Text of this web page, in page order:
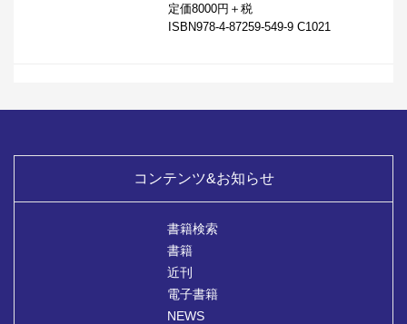
定価8000円＋税
ISBN978-4-87259-549-9 C1021
コンテンツ&お知らせ
書籍検索
書籍
近刊
電子書籍
NEWS